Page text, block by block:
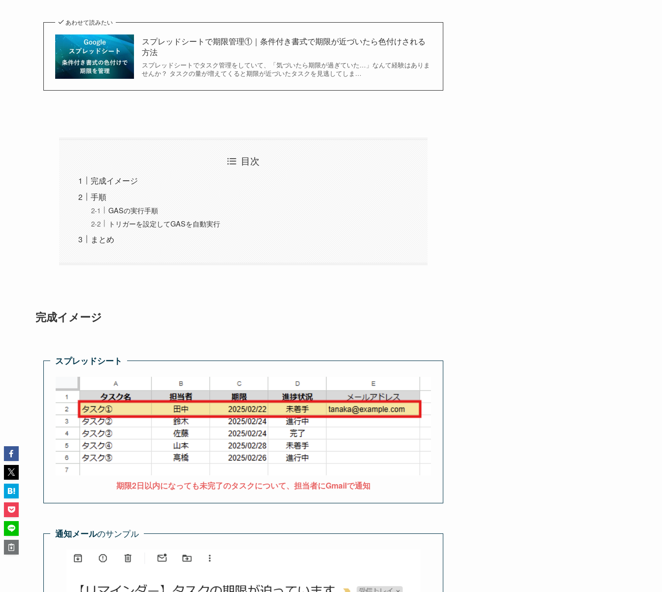
あわせて読みたい
スプレッドシートで期限管理①｜条件付き書式で期限が近づいたら色付けされる
方法
スプレッドシートでタスク管理をしていて、「気づいたら期限が過ぎていた…」なんて経験はありま
せんか？ タスクの量が増えてくると期限が近づいたタスクを見逃してしま…
目次
完成イメージ
手順
GASの実行手順
トリガーを設定してGASを自動実行
まとめ
完成イメージ
スプレッドシート
期限2日以内になっても未完了のタスクについて、担当者にGmailで通知
通知メールのサンプル